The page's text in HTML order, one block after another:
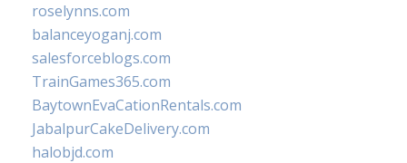
roselynns.com
balanceyoganj.com
salesforceblogs.com
TrainGames365.com
BaytownEvaCationRentals.com
JabalpurCakeDelivery.com
halobjd.com